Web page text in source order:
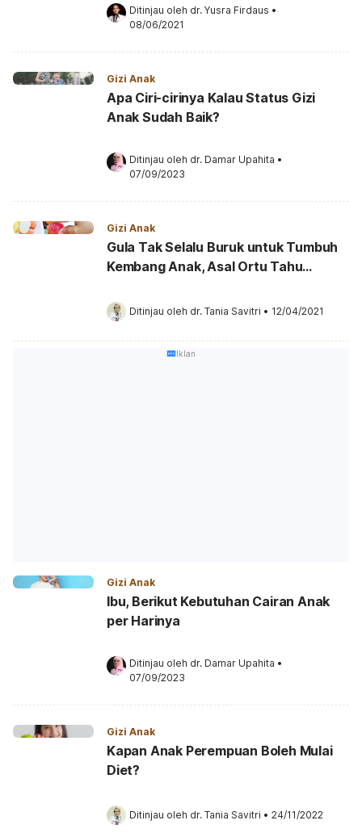
Ditinjau oleh dr. Yusra Firdaus •
08/06/2021
Gizi Anak
Apa Ciri-cirinya Kalau Status Gizi
Anak Sudah Baik?
Ditinjau oleh dr. Damar Upahita •
07/09/2023
Gizi Anak
Gula Tak Selalu Buruk untuk Tumbuh
Kembang Anak, Asal Ortu Tahu
Ditinjau oleh dr. Tania Savitri • 12/04/2021
Iklan
Gizi Anak
Ibu, Berikut Kebutuhan Cairan Anak
per Harinya
Ditinjau oleh dr. Damar Upahita •
07/09/2023
Gizi Anak
Kapan Anak Perempuan Boleh Mulai
Diet?
Ditinjau oleh dr. Tania Savitri • 24/11/2022